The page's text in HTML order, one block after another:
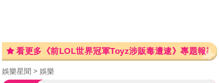
看更多《前LOL世界冠軍Toyz涉販毒遭逮》專題報導
娛樂星聞 娛樂